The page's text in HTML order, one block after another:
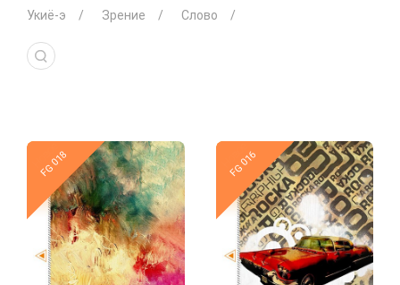
Укиё-э
Зрение Слово
Новое
FG 018 Новое
FG 016